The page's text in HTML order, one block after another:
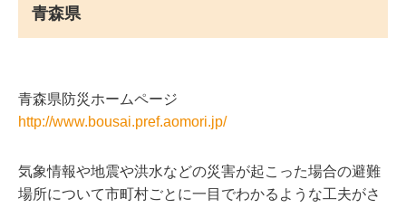
青森県
青森県防災ホームページ
http://www.bousai.pref.aomori.jp/
気象情報や地震や洪水などの災害が起こった場合の避難
場所について市町村ごとに一目でわかるような工夫がさ